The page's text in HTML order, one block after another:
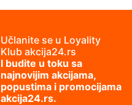
Učlanite se u Loyality
Klub akcija24.rs
I budite u toku sa
najnovijim akcijama,
popustima i promocijama
akcija24.rs.